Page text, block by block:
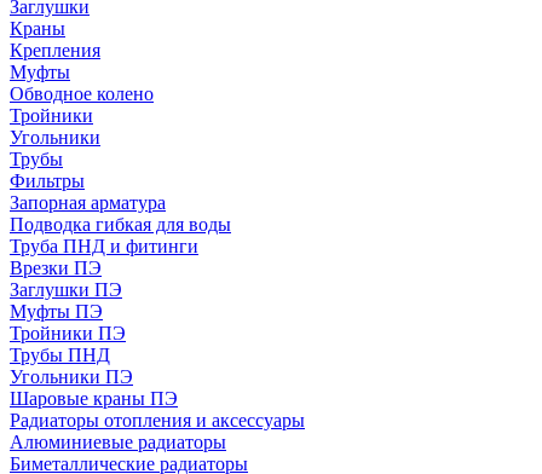
Заглушки
Краны
Крепления
Муфты
Обводное колено
Тройники
Угольники
Трубы
Фильтры
Запорная арматура
Подводка гибкая для воды
Труба ПНД и фитинги
Врезки ПЭ
Заглушки ПЭ
Муфты ПЭ
Тройники ПЭ
Трубы ПНД
Угольники ПЭ
Шаровые краны ПЭ
Радиаторы отопления и аксессуары
Алюминиевые радиаторы
Биметаллические радиаторы